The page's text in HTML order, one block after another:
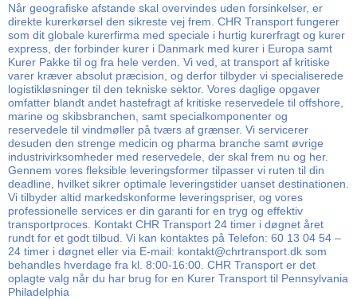
Når geografiske afstande skal overvindes uden forsinkelser, er
direkte kurerkørsel den sikreste vej frem. CHR Transport fungerer
som dit globale kurerfirma med speciale i hurtig kurerfragt og kurer
express, der forbinder kurer i Danmark med kurer i Europa samt
Kurer Pakke til og fra hele verden. Vi ved, at transport af kritiske
varer kræver absolut præcision, og derfor tilbyder vi specialiserede
logistikløsninger til den tekniske sektor. Vores daglige opgaver
omfatter blandt andet hastefragt af kritiske reservedele til offshore,
marine og skibsbranchen, samt specialkomponenter og
reservedele til vindmøller på tværs af grænser. Vi servicerer
desuden den strenge medicin og pharma branche samt øvrige
industrivirksomheder med reservedele, der skal frem nu og her.
Gennem vores fleksible leveringsformer tilpasser vi ruten til din
deadline, hvilket sikrer optimale leveringstider uanset destinationen.
Vi tilbyder altid markedskonforme leveringspriser, og vores
professionelle services er din garanti for en tryg og effektiv
transportproces. Kontakt CHR Transport 24 timer i døgnet året
rundt for et godt tilbud. Vi kan kontaktes på Telefon: 60 13 04 54 –
24 timer i døgnet eller via E-mail: kontakt@chrtransport.dk som
behandles hverdage fra kl. 8:00-16:00. CHR Transport er det
oplagte valg når du har brug for en Kurer Transport til Pennsylvania
Philadelphia